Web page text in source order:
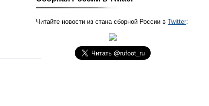
Читайте новости из стана сборной России в Twitter: